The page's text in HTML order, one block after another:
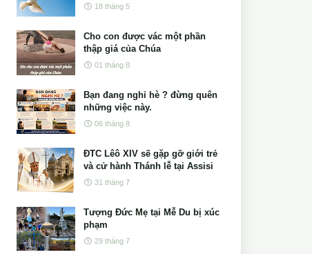
18 tháng 5
Cho con được vác một phần
thập giá của Chúa
01 tháng 8
Bạn đang nghỉ hè ? đừng quên
những việc này.
06 tháng 8
ĐTC Lêô XIV sẽ gặp gỡ giới trẻ
và cử hành Thánh lễ tại Assisi
31 tháng 7
Tượng Đức Mẹ tại Mễ Du bị xúc
phạm
29 tháng 7